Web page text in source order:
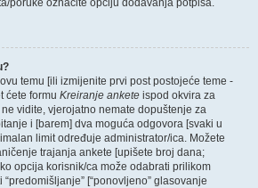
poruke označite opciju dodavanja potpisa.
temu [ili izmijenite prvi post postojeće teme -
ćete formu Kreiranje ankete ispod okvira za
vidite, vjerojatno nemate dopuštenje za
i [barem] dva moguća odgovora [svaki u
limit određuje administrator/ica. Možete
trajanja ankete [upišete broj dana;
opcija korisnik/ca može odabrati prilikom
[“ponovljeno” glasovanje